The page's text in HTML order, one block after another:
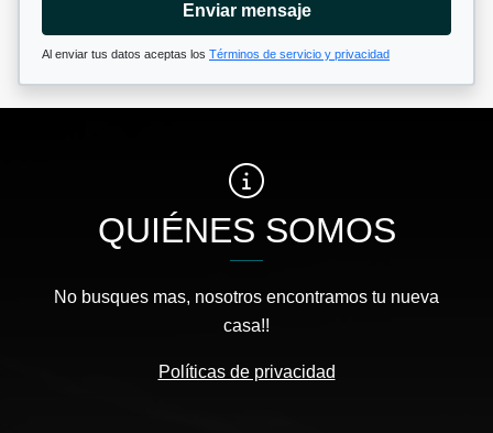
Enviar mensaje
Al enviar tus datos aceptas los Términos de servicio y privacidad
QUIÉNES SOMOS
No busques mas, nosotros encontramos tu nueva
casa!!
Políticas de privacidad